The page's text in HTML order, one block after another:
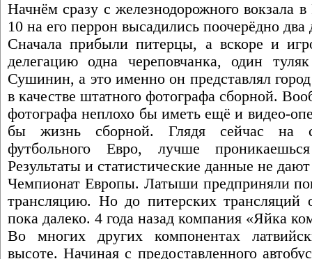
Начнём сразу с железнодорожного вокзала
10 на его перрон высадились поочерёдно
Сначала прибыли питерцы, а вскоре и
делегацию одна череповчанка, один
Сушинин, а это именно он представлял
в качестве штатного фотографа сборной.
фотографа неплохо бы иметь ещё и видео-
бы жизнь сборной. Глядя сейчас на
футбольного Евро, лучше
Результаты и статистические данные не
Чемпионат Европы. Латыши предприняли
трансляцию. Но до питерских
пока далеко. 4 года назад компания «Яйка
Во многих других компонентах
высоте. Начиная с предоставленного